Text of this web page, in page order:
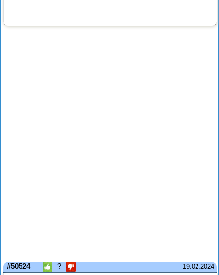
19.02.2024
#50524 ?